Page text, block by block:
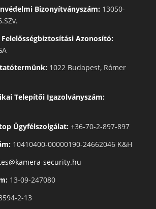
Bizonyítványszám:13050-
Azonosító:
1022 Budapest, Rómer
Telepítői Igazolványszám:
Ügyfélszolgálat:+36-70-2-897-897
10410400-00000190-24662046 K&H
security.hu
13-09-247080
2-13